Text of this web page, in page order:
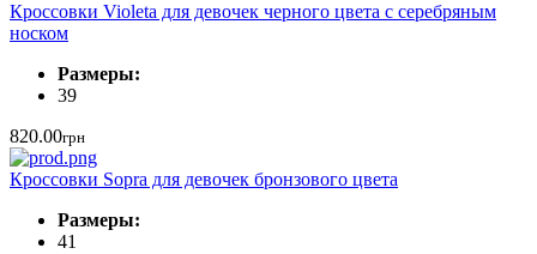
Кроссовки Violeta для девочек черного цвета с серебряным
носком
Размеры:
39
820.00грн
Кроссовки Sopra для девочек бронзового цвета
Размеры:
41